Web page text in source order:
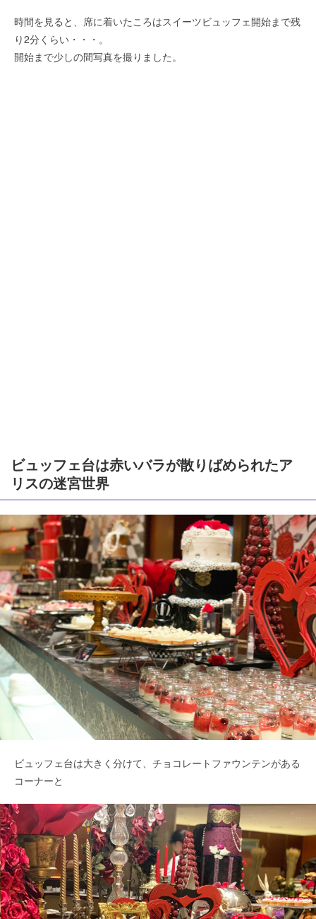
時間を見ると、席に着いたころはスイーツビュッフェ開始まで残
り2分くらい・・・。
開始まで少しの間写真を撮りました。
ビュッフェ台は赤いバラが散りばめられたア
リスの迷宮世界
ビュッフェ台は大きく分けて、チョコレートファウンテンがある
コーナーと